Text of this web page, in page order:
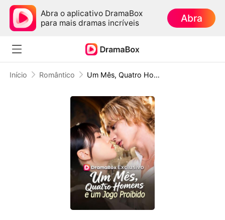
Abra o aplicativo DramaBox
para mais dramas incríveis
Abra
Início Romântico Um Mês, Quatro Homens e um Jogo Proibido